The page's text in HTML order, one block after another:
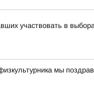
участвовать в
мы